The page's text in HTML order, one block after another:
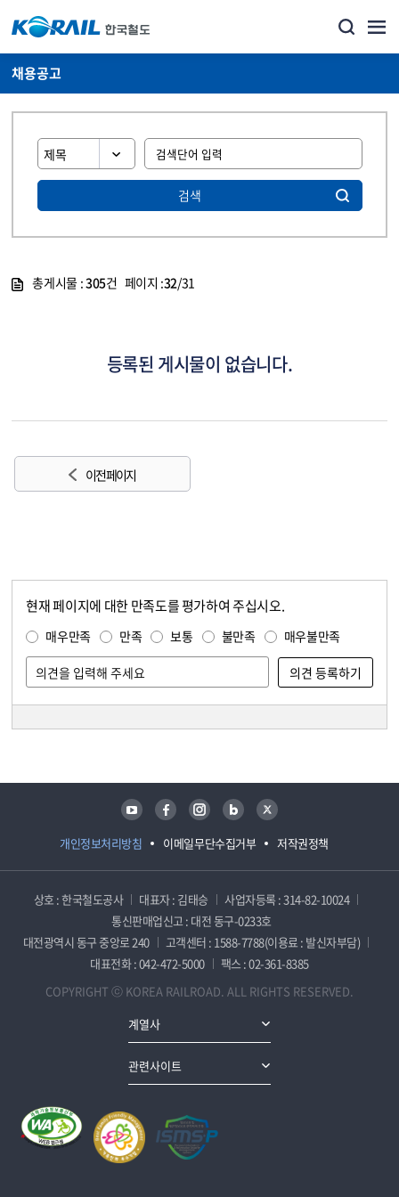
채용공고
검색
총게시물 :305건 페이지 :32/31
등록된 게시물이 없습니다.
이전 페이지
현재 페이지에 대한 만족도를 평가하여 주십시오.
매우만족 만족 보통 불만족 매우불만족
개인정보처리방침 이메일무단수집거부 저작권정책
유튜브 페이스북 인스타그램 블로그 트위터
상호 : 한국철도공사 대표자 : 김태승
사업자등록 : 314-82-10024
통신판매업신고 : 대전 동구-0233호
대전광역시 동구 중앙로 240
고객센터 : 1588-7788(이용료 : 발신자부담)
대표전화 : 042-472-5000
팩스 : 02-361-8385
COPYRIGHT ⓒ KOREA RAILROAD. ALL RIGHTS RESERVED.
계열사
관련사이트